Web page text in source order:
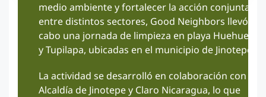
medio ambiente y fortalecer la acción conjunta
entre distintos sectores, Good Neighbors llevó a
cabo una jornada de limpieza en playa Huehuete
y Tupilapa, ubicadas en el municipio de Jinotepe.
La actividad se desarrolló en colaboración con la
Alcaldía de Jinotepe y Claro Nicaragua, lo que